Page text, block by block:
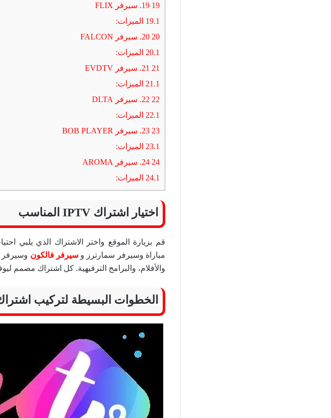
19
19.1 الميزات:
20
20.1 الميزات:
21
21.1 الميزات:
22
22.1 الميزات:
23
23.1 الميزات:
24
24.1 الميزات:
اختيار اشتراك IPTV المناسب
قم بزيارة الموقع واختر الاشتراك الذي يلبي
مباراة وسيرفر سمارترز وسيرفر فالكون وسيرفر
والأفلام، والبرامج الترفيهية. كل اشتراك مصمم
الخطوات البسيطة لتركيب